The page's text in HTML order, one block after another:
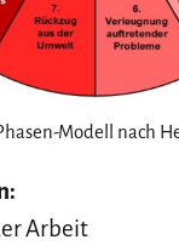
Modell nach
Arbeit